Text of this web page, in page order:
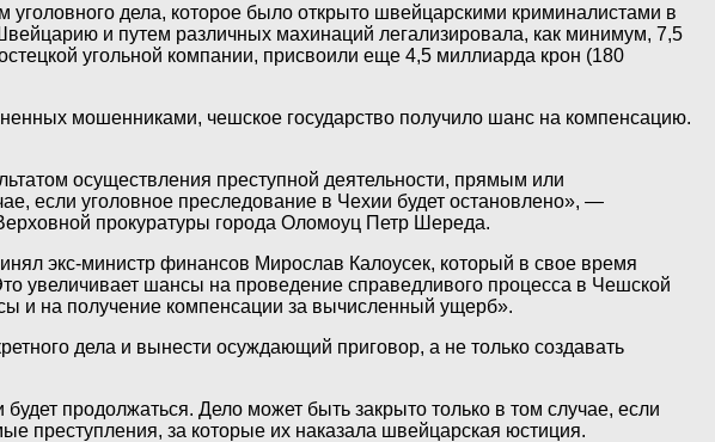
дела, которое было открыто швейцарскими криминалистами в
и путем различных махинаций легализировала, как минимум, 7,5
угольной компании, присвоили еще 4,5 миллиарда крон (180
мошенниками, чешское государство получило шанс на компенсацию.
осуществления преступной деятельности, прямым или
если уголовное преследование в Чехии будет остановлено», —
прокуратуры города Оломоуц Петр Шереда.
экс-министр финансов Мирослав Калоусек, который в свое время
увеличивает шансы на проведение справедливого процесса в Чешской
и на получение компенсации за вычисленный ущерб».
дела и вынести осуждающий приговор, а не только создавать
продолжаться. Дело может быть закрыто только в том случае, если
преступления, за которые их наказала швейцарская юстиция.